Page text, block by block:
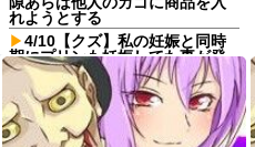
れようとする
4/10【クズ】私の妊娠と同時
期にプリンも妊娠してた事が発
覚→夫から電話がかかってき
た。父「娘に代われ？その前に
する事があるだろう？」夫「僕
らの恋路を邪魔しないでくださ
い！」